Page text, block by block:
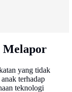
Melapor
yang tidak
terhadap
teknologi